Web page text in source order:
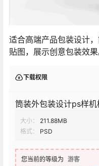
适合高端产品包装设计
贴图，展示创意包装效果
下载权限
筒装外包装设计ps样机
大小：
211.88MB
格式：
PSD
您当前的等级为 游客